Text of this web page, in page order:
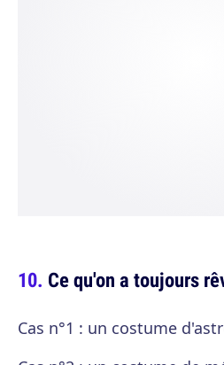
Ce qu'on a toujours
Cas n°1 : un costume